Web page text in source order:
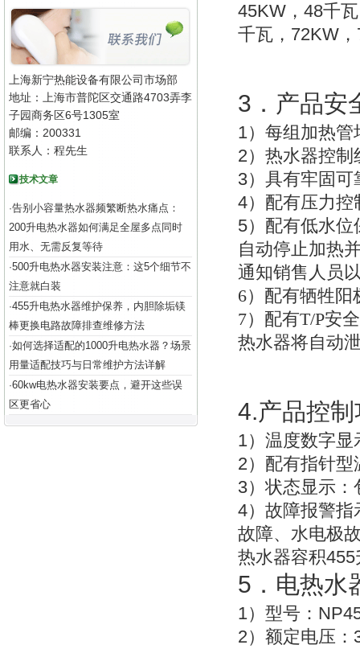
上海新宁热能设备有限公司市场部
地址：上海市普陀区交通路4703弄李
子园商务区6号1305室
邮编：200331
联系人：程先生
技术文章
·告别小容量热水器频繁断热水痛点：
200升电热水器如何满足全屋多点同时
用水、无需反复等待
·500升电热水器安装注意：这5个细节不
注意就白装
·455升电热水器维护保养，内胆除垢镁
棒更换电路故障排查维修方法
·如何选择适配的1000升电热水器？场景
用量适配技巧与日常维护方法详解
·60kw电热水器安装要点，避开这些误
区更省心
45KW ， 48千
千瓦， 72KW ，
3 ．产品
1）每组加热管
2）热水器控制
3）具有牢固
4）配有压力
5）配有低水位
自动停止加热
通知销售人员
6）配有牺牲
7）配有T/P安
热水器将自动
4.产品控
1）温度数字显
2）配有指针型
3）状态显示
4）故障报警
故障、水电极
热水器容积455
5 ．电热
1）型号：
2）额定电压：